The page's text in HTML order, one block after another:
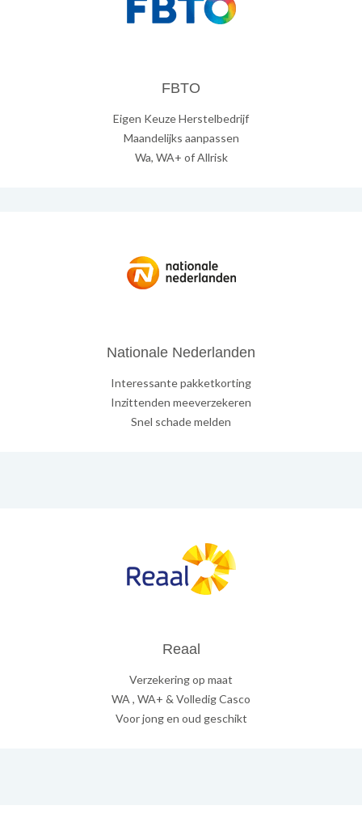
FBTO
Eigen Keuze Herstelbedrijf
Maandelijks aanpassen
Wa, WA+ of Allrisk
Nationale Nederlanden
Interessante pakketkorting
Inzittenden meeverzekeren
Snel schade melden
Reaal
Verzekering op maat
WA , WA+ & Volledig Casco
Voor jong en oud geschikt